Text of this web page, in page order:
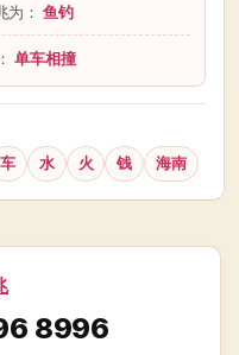
为：鱼钓
单车相撞
车 水 火 钱 海南
8996